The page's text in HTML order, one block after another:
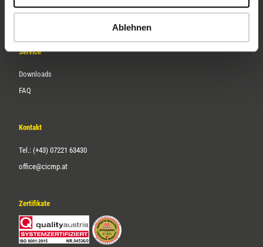
Ablehnen
Karriere
Service
Downloads
FAQ
Kontakt
Tel.: (+43) 07221 63430
office@cicmp.at
Zertifikate